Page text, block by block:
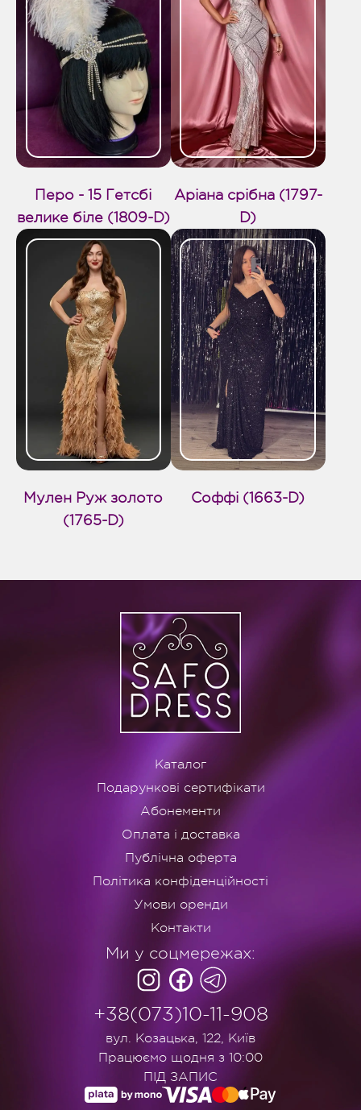
Перо - 15 Гетсбі
велике біле (1809-D)
Аріана срібна (1797-
D)
Мулен Руж золото
(1765-D)
Соффі (1663-D)
Каталог
Подарункові сертифікати
Абонементи
Оплата і доставка
Публічна оферта
Політика конфіденційності
Умови оренди
Контакти
Ми у соцмережах:
+38(073)10-11-908
вул. Козацька, 122, Київ
Працюємо щодня з 10:00
ПІД ЗАПИС